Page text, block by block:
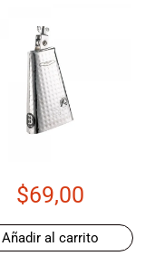
$69,00
Añadir al carrito